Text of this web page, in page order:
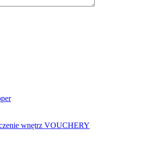
wnętrz VOUCHERY